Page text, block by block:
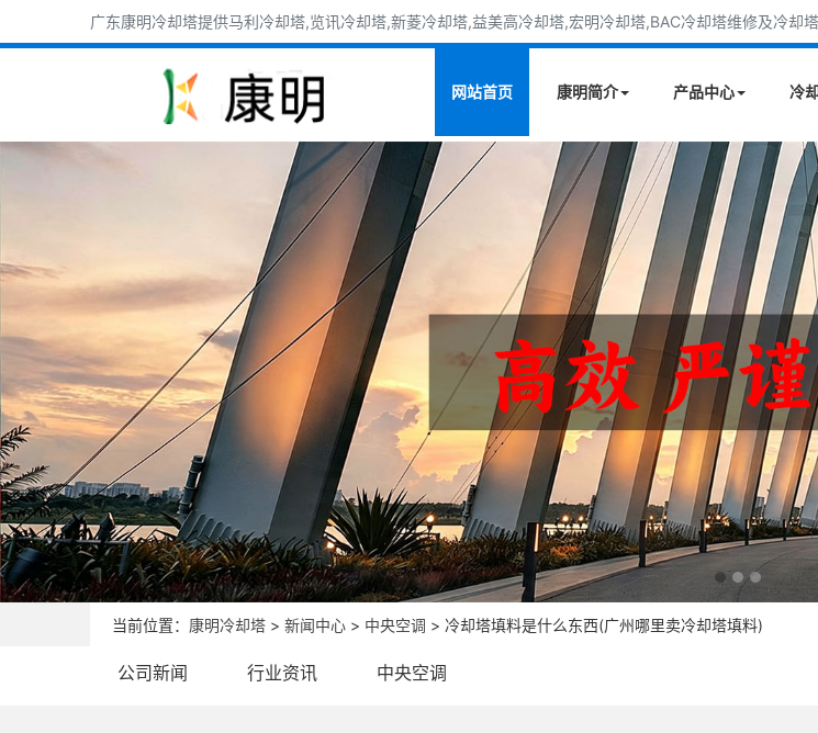
广东康明冷却塔提供马利冷却塔,览讯冷却塔,新菱冷却塔,益美高冷却塔,宏明冷却塔,BAC冷却塔维修及冷却
网站首页 康明简介 产品中心 冷
当前位置： 康明冷却塔 > 新闻中心 > 中央空调 > 冷却塔填料是什么东西(广州哪里卖冷却塔填料)
公司新闻 行业资讯 中央空调